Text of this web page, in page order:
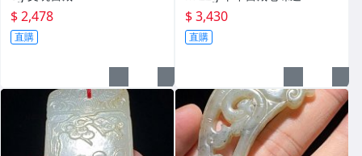
$ 2,478
直購
$ 3,430
直購